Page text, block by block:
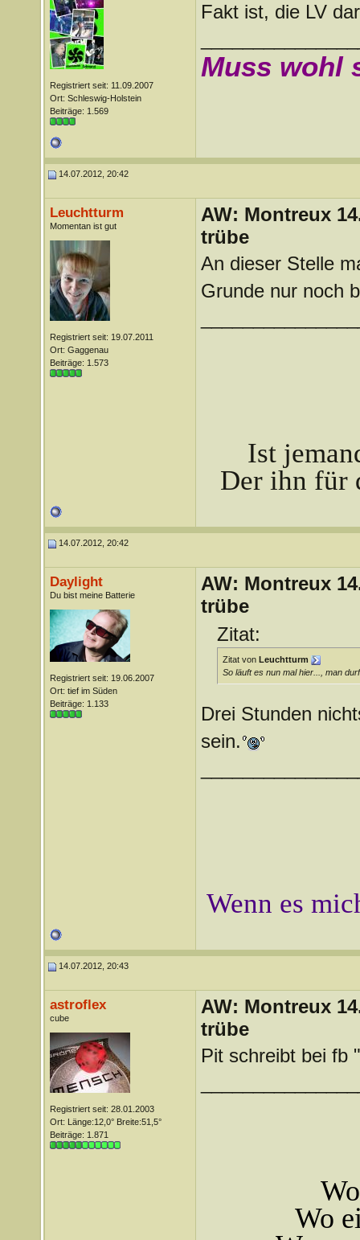
Registriert seit: 11.09.2007
Ort: Schleswig-Holstein
Beiträge: 1.569
Fakt ist, die LV
Muss wohl
14.07.2012, 20:42
Leuchtturm
Momentan ist gut
Registriert seit: 19.07.2011
Ort: Gaggenau
Beiträge: 1.573
AW: Montreux
trübe
An dieser Stelle
Grunde nur noch
Ist
Der ihn für
14.07.2012, 20:42
Daylight
Du bist meine Batterie
Registriert seit: 19.06.2007
Ort: tief im Süden
Beiträge: 1.133
AW: Montreux
trübe
Zitat:
Zitat von Leuchtturm
So läuft es nun mal hier..., man
Drei Stunden
sein.
Wenn es
14.07.2012, 20:43
astroflex
cube
Registriert seit: 28.01.2003
Ort: Länge:12,0° Breite:51,5°
Beiträge: 1.871
AW: Montreux
trübe
Pit schreibt bei fb
Wo